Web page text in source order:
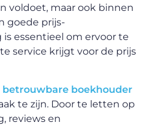
voldoet, maar ook binnen
goede prijs-
essentieel om ervoor te
service krijgt voor de prijs
betrouwbare boekhouder
te zijn. Door te letten op
reviews en